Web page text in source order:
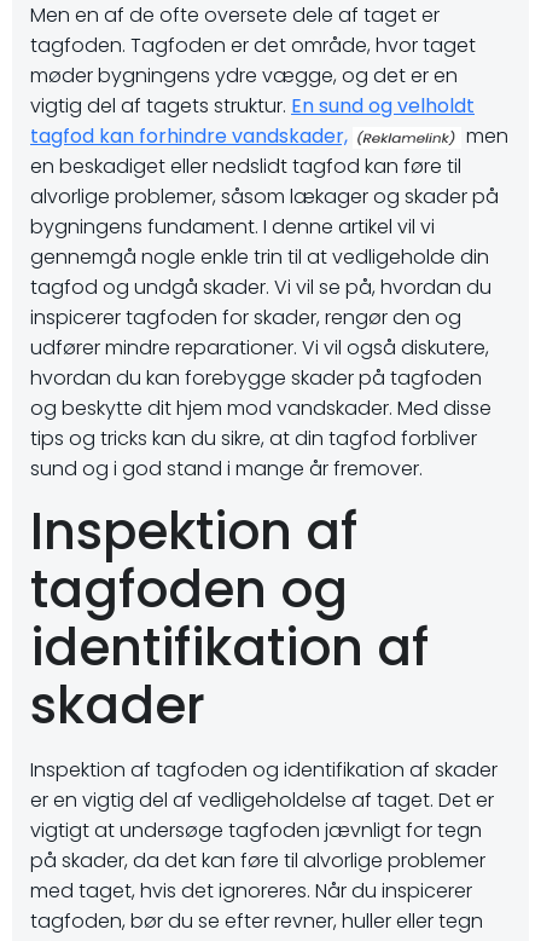
Men en af de ofte oversete dele af taget er
tagfoden. Tagfoden er det område, hvor taget
møder bygningens ydre vægge, og det er en
vigtig del af tagets struktur. En sund og velholdt
tagfod kan forhindre vandskader,
men
en beskadiget eller nedslidt tagfod kan føre til
alvorlige problemer, såsom lækager og skader på
bygningens fundament. I denne artikel vil vi
gennemgå nogle enkle trin til at vedligeholde din
tagfod og undgå skader. Vi vil se på, hvordan du
inspicerer tagfoden for skader, rengør den og
udfører mindre reparationer. Vi vil også diskutere,
hvordan du kan forebygge skader på tagfoden
og beskytte dit hjem mod vandskader. Med disse
tips og tricks kan du sikre, at din tagfod forbliver
sund og i god stand i mange år fremover.
Inspektion af
tagfoden og
identifikation af
skader
Inspektion af tagfoden og identifikation af skader
er en vigtig del af vedligeholdelse af taget. Det er
vigtigt at undersøge tagfoden jævnligt for tegn
på skader, da det kan føre til alvorlige problemer
med taget, hvis det ignoreres. Når du inspicerer
tagfoden, bør du se efter revner, huller eller tegn